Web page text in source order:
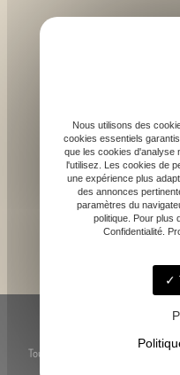
Lundi -
06
Toute reproduction, représentation
Nous utilisons des
cookies essentiels
que les cookies d'analyse
l'utilisez. Les cookies de
une expérience plus
des annonces
paramètres du
politique. Pour plus
Confidentialité.